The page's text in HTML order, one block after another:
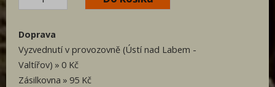
Doprava
Vyzvednutí v provozovně (Ústí nad Labem -
Valtířov)
0 Kč
Zásilkovna
95 Kč